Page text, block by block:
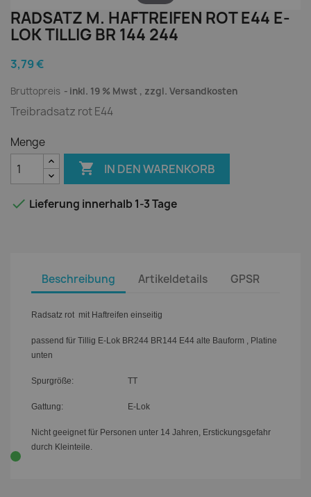
RADSATZ M. HAFTREIFEN ROT E44 E-
LOK TILLIG BR 144 244
3,79 €
Bruttopreis inkl. 19 % Mwst , zzgl. Versandkosten
Treibradsatz rot E44
Menge
 IN DEN WARENKORB
 Lieferung innerhalb 1-3 Tage
Beschreibung Artikeldetails GPSR
Radsatz rot mit Haftreifen einseitig
passend für Tillig E-Lok BR244 BR144 E44 alte Bauform , Platine
unten
Spurgröße: TT
Gattung: E-Lok
Nicht geeignet für Personen unter 14 Jahren, Erstickungsgefahr
durch Kleinteile.